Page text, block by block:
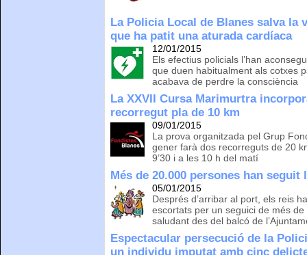
La Policia Local de Blanes salva la
que ha patit una aturada cardíaca
12/01/2015
Els efectius policials l’han
que duen habitualment als cotxes
acabava de perdre la consciència
La XXVII Cursa Marimurtra
recorregut pla de 10 km
09/01/2015
La prova organitzada pel Grup
gener farà dos recorreguts de 20
9’30 i a les 10 h del matí
Més de 20.000 persones han seguit
05/01/2015
Després d’arribar al port, els reis
escortats per un seguici de més
saludant des del balcó de
Espectacular persecució de la
un individu imputat amb cinc